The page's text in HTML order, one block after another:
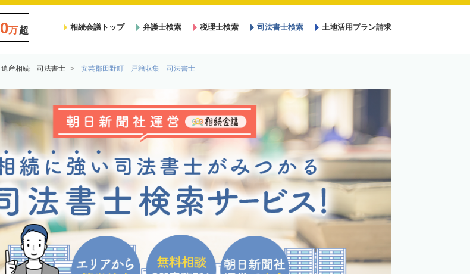
万超 相続会議トップ 弁護士検索 税理士検索 司法書士検索 土地活用プラン請求
産相続 司法書士 安芸郡田野町 戸籍収集 司法書士